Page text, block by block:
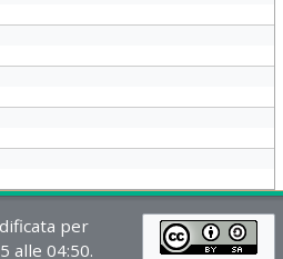
per
alle 04:50.